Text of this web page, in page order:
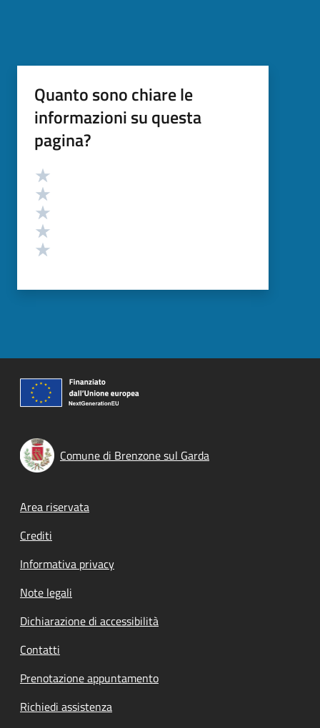
Quanto sono chiare le
informazioni su questa
pagina?
Valutazione
Comune di Brenzone sul Garda
Footer menu
Area riservata
Crediti
Informativa privacy
Note legali
Dichiarazione di accessibilità
Contatti
Prenotazione appuntamento
Richiedi assistenza